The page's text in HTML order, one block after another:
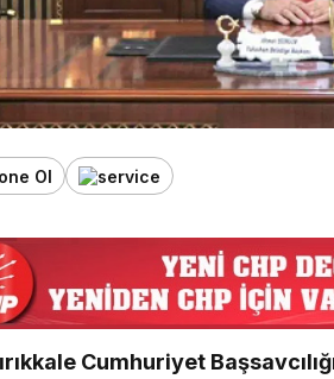
Ol
Cumhuriyet